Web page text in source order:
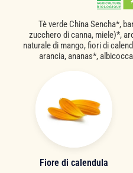
Fiore di calendula
Tè verde China Sencha*,
zucchero di canna, miele)*,
naturale di mango, fiori di
arancia, ananas*,